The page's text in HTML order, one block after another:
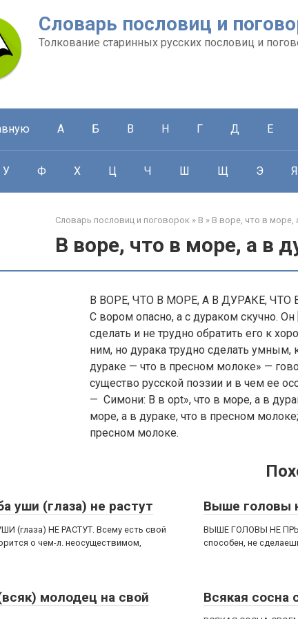
Словарь пословиц и
Толкование старинных русских пословиц и
А Б В Н Г Д Е
У Ф Х Ц Ч Ш Щ Э Я
Словарь пословиц и поговорок » В » В воре, что в море,
В воре, что в море, а в
В ВОРЕ, ЧТО В МОРЕ, А В ДУРАКЕ,
С вором опасно, а с дураком скучно.
сделать и не трудно обратить его к
ним, но дурака трудно сделать умным,
дураке — что в пресном молоке» —
существо русской поэзии и в чем ее
— Симони: В в opt», что в море, а в
море, а в дураке, что в пресном
пресном молоке.
уши (глаза) не растут
(глаза) НЕ РАСТУТ. Всему есть свой
о чем-л. неосуществимом,
Выше головы
ВЫШЕ ГОЛОВЫ НЕ
способен, не
молодец на свой
Всякая сосна